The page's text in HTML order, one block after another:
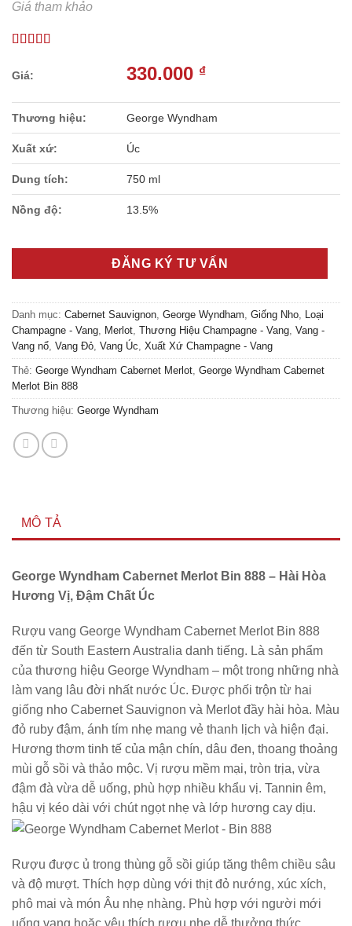
Giá tham khảo
330.000 ₫
Thương hiệu: George Wyndham
Xuất xứ: Úc
Dung tích: 750 ml
Nồng độ: 13.5%
ĐĂNG KÝ TƯ VẤN
Danh mục: Cabernet Sauvignon George Wyndham Giống Nho Loại
Champagne - Vang Merlot Thương Hiệu Champagne - Vang Vang -
Vang nổ Vang Đỏ Vang Úc Xuất Xứ Champagne - Vang
Thẻ: George Wyndham Cabernet Merlot George Wyndham Cabernet
Merlot Bin 888
Thương hiệu: George Wyndham
MÔ TẢ
George Wyndham Cabernet Merlot Bin 888 – Hài Hòa
Hương Vị, Đậm Chất Úc
Rượu vang George Wyndham Cabernet Merlot Bin 888
đến từ South Eastern Australia danh tiếng. Là sản phẩm
của thương hiệu George Wyndham – một trong những nhà
làm vang lâu đời nhất nước Úc. Được phối trộn từ hai
giống nho Cabernet Sauvignon và Merlot đầy hài hòa. Màu
đỏ ruby đậm, ánh tím nhẹ mang vẻ thanh lịch và hiện đại.
Hương thơm tinh tế của mận chín, dâu đen, thoang thoảng
mùi gỗ sồi và thảo mộc. Vị rượu mềm mại, tròn trịa, vừa
đậm đà vừa dễ uống, phù hợp nhiều khẩu vị. Tannin êm,
hậu vị kéo dài với chút ngọt nhẹ và lớp hương cay dịu.
Rượu được ủ trong thùng gỗ sồi giúp tăng thêm chiều sâu
và độ mượt. Thích hợp dùng với thịt đỏ nướng, xúc xích,
phô mai và món Âu nhẹ nhàng. Phù hợp với người mới